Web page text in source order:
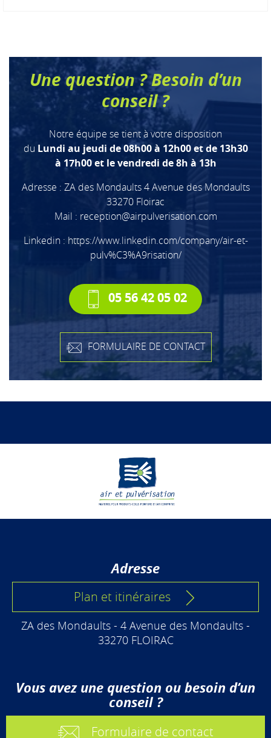
Une question ? Besoin d’un
conseil ?
Notre équipe se tient à votre disposition
du Lundi au jeudi de 08h00 à 12h00 et de 13h30
à 17h00 et le vendredi de 8h à 13h
Adresse : ZA des Mondaults 4 Avenue des Mondaults
33270 Floirac
Mail : reception@airpulverisation.com
Linkedin : https://www.linkedin.com/company/air-et-
pulv%C3%A9risation/
05 56 42 05 02
FORMULAIRE DE CONTACT
Adresse
Plan et itinéraires
ZA des Mondaults - 4 Avenue des Mondaults -
33270 FLOIRAC
Vous avez une question ou besoin d’un
conseil ?
Formulaire de contact